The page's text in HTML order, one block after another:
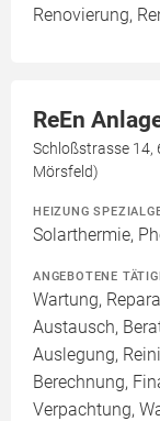
Renovierung,
ReEn
Schloßstrasse 14,
Mörsfeld)
HEIZUNG
Solarthermie,
ANGEBOTENE
Wartung,
Austausch,
Auslegung,
Berechnung,
Verpachtung,